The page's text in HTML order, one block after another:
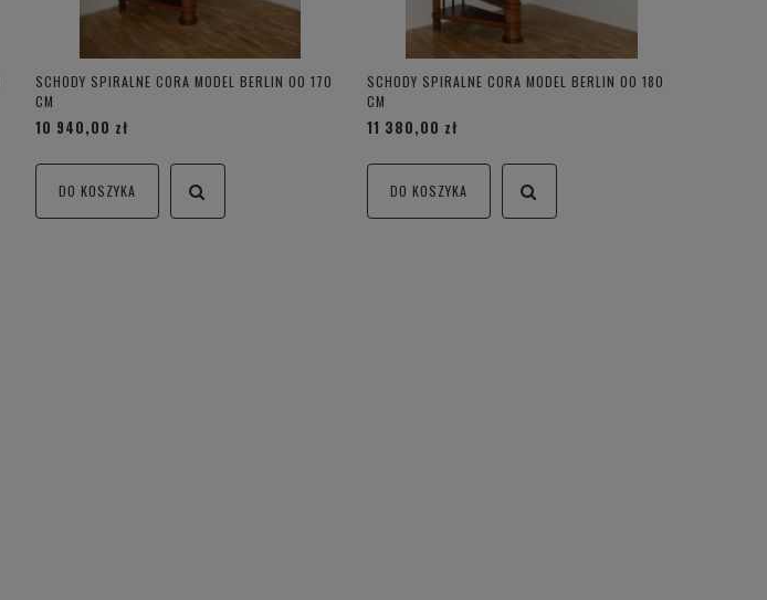
SCHODY SPIRALNE CORA MODEL BERLIN 00 170
CM
10 940,00 zł
DO KOSZYKA
SCHODY SPIRALNE CORA MODEL BERLIN 00 180
CM
11 380,00 zł
DO KOSZYKA